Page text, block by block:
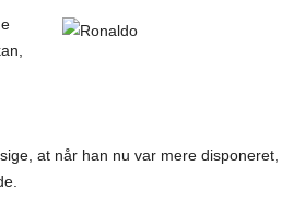
at når han nu var mere disponeret,